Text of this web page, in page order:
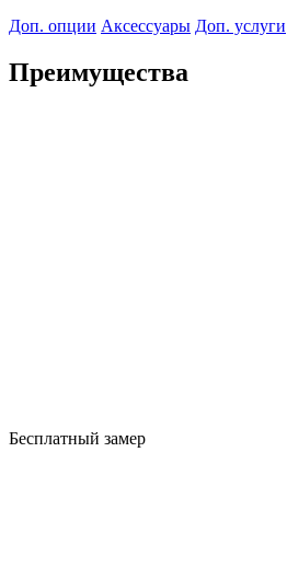
Доп. опции Аксессуары Доп. услуги
Преимущества
Бесплатный замер